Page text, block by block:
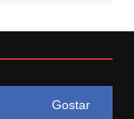
Gostar